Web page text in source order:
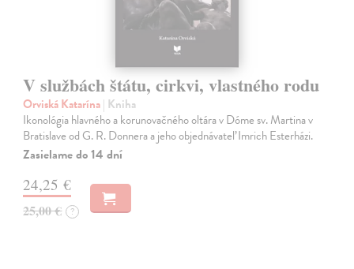
V službách štátu, cirkvi, vlastného rodu
Orviská Katarína| Kniha
Ikonológia hlavného a korunovačného oltára v Dóme sv. Martina v
Bratislave od G. R. Donnera a jeho objednávateľ Imrich Esterházi.
Zasielame do 14 dní
24,25 €
25,00 € ?